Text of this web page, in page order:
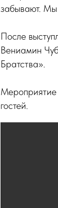
забывают. Мы
После
Вениамин
Братства».
гостей.